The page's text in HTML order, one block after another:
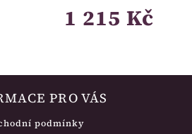
1 215 Kč
PRO VÁS
podmínky